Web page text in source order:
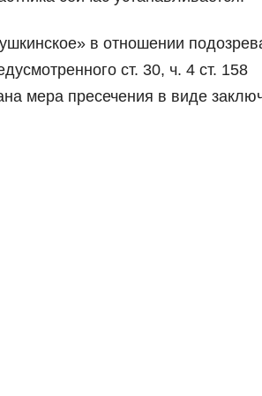
в отношении
ст. 30, ч. 4 ст. 158
мера пресечения в виде